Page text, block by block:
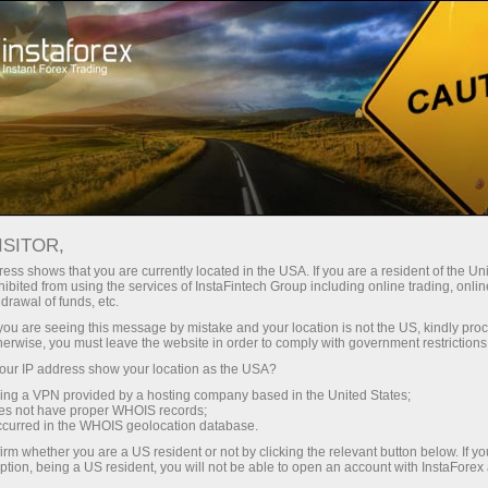
торговый счёт Торговые платформы
Инвесторам Партнерам
демосчет
Мы внимательно прислушиваемся к своим
новых идей для совершенствования сервиса.
специальной формы связи,
*
shows that you are currently located in the USA. If you are a resident of the
from using the services of InstaFintech Group including online trading,
of funds, etc.
are seeing this message by mistake and your location is not the US, kindly
you must leave the website in order to comply with government
IP address show your location as the USA?
a VPN provided by a hosting company based in the United States;
not have proper WHOIS records;
in the WHOIS geolocation database.
whether you are a US resident or not by clicking the relevant button below. If
being a US resident, you will not be able to open an account with InstaForex